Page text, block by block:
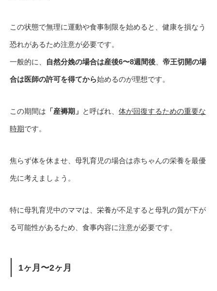
この状態で無理に運動や食事制限を始めると、健康を損なう
恐れがあるため注意が必要です。
一般的に、 自然分娩の場合は産後6〜8週間後 帝王切開の場
合は医師の許可を得てから始めるのが理想です。
この期間は 「産褥期」 と呼ばれ、 体が回復するための重要な
時期です。
焦らず体を休ませ、母乳育児の場合は赤ちゃんの栄養を最優
先に考えましょう。
特に母乳育児中のママは、栄養が不足すると母乳の質が下が
る可能性があるため、食事内容に注意が必要です。
1ヶ月〜2ヶ月